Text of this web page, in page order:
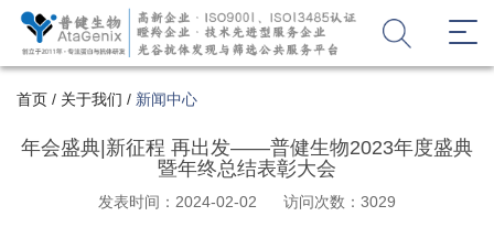
首页 / 关于我们 / 新闻中心
年会盛典|新征程 再出发——普健生物2023年度盛典
暨年终总结表彰大会
发表时间：2024-02-02 访问次数：3029